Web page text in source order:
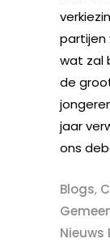
partijen
wat zal
de
jaar
ons
Blogs,
Nieuws